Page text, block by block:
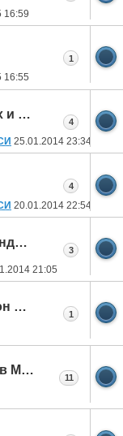
16:59
16:55
1
Представления в детских домах и больницах
25.01.2014 23:34
4
20.01.2014 22:54
4
Бхакта-программ и Поездка в Индию весной
21:05
3
Подскажите пожалуйста телефон Садху Прии.
1
В 2012г.,когда будет Ратха Ятра в Москве?
11